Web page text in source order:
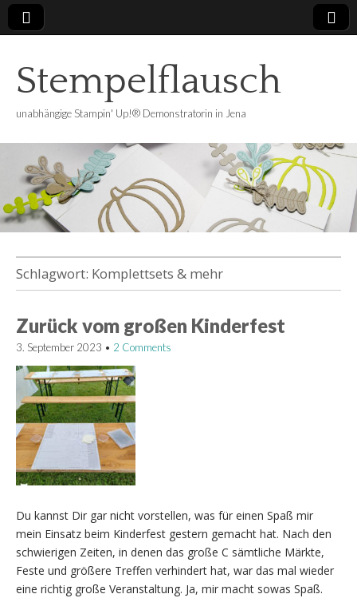
Stempelflausch
unabhängige Stampin' Up!® Demonstratorin in Jena
Schlagwort: Komplettsets & mehr
Zurück vom großen Kinderfest
3. September 2023 • 2 Comments
Du kannst Dir gar nicht vorstellen, was für einen Spaß mir
mein Einsatz beim Kinderfest gestern gemacht hat. Nach den
schwierigen Zeiten, in denen das große C sämtliche Märkte,
Feste und größere Treffen verhindert hat, war das mal wieder
eine richtig große Veranstaltung. Ja, mir macht sowas Spaß.